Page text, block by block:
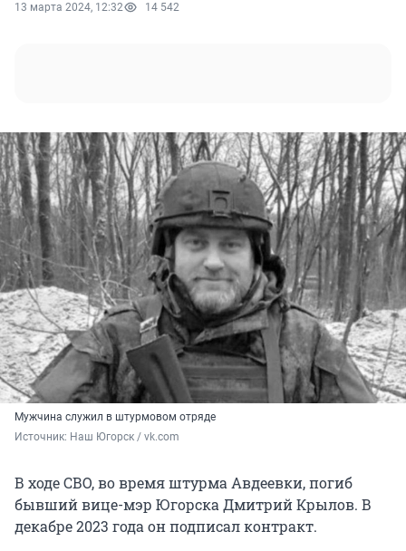
13 марта 2024, 12:32 14 542
Мужчина служил в штурмовом отряде
Источник: Наш Югорск / vk.com
В ходе СВО, во время штурма Авдеевки, погиб
бывший вице-мэр Югорска Дмитрий Крылов. В
декабре 2023 года он подписал контракт.